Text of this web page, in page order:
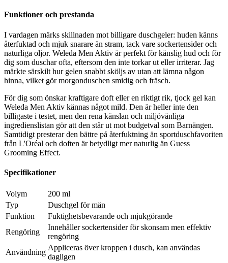
Funktioner och prestanda
I vardagen märks skillnaden mot billigare duschgeler: huden känns
återfuktad och mjuk snarare än stram, tack vare sockertensider och
naturliga oljor. Weleda Men Aktiv är perfekt för känslig hud och för
dig som duschar ofta, eftersom den inte torkar ut eller irriterar. Jag
märkte särskilt hur gelen snabbt sköljs av utan att lämna någon
hinna, vilket gör morgonduschen smidig och fräsch.
För dig som önskar kraftigare doft eller en riktigt rik, tjock gel kan
Weleda Men Aktiv kännas något mild. Den är heller inte den
billigaste i testet, men den rena känslan och miljövänliga
ingredienslistan gör att den står ut mot budgetval som Barnängen.
Samtidigt presterar den bättre på återfuktning än sportduschfavoriten
från L'Oréal och doften är betydligt mer naturlig än Guess
Grooming Effect.
Specifikationer
Volym
200 ml
Typ
Duschgel för män
Funktion
Fuktighetsbevarande och mjukgörande
Rengöring
Innehåller sockertensider för skonsam men effektiv
rengöring
Användning
Appliceras över kroppen i dusch, kan användas
dagligen